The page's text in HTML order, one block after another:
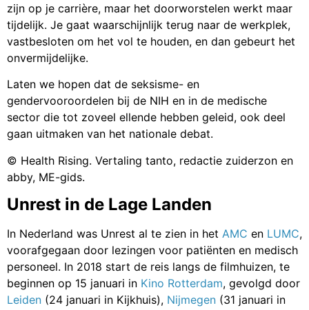
zijn op je carrière, maar het doorworstelen werkt maar
tijdelijk. Je gaat waarschijnlijk terug naar de werkplek,
vastbesloten om het vol te houden, en dan gebeurt het
onvermijdelijke.
Laten we hopen dat de seksisme- en
gendervooroordelen bij de NIH en in de medische
sector die tot zoveel ellende hebben geleid, ook deel
gaan uitmaken van het nationale debat.
© Health Rising. Vertaling tanto, redactie zuiderzon en
abby, ME-gids.
Unrest in de Lage Landen
In Nederland was Unrest al te zien in het AMC en LUMC,
voorafgegaan door lezingen voor patiënten en medisch
personeel. In 2018 start de reis langs de filmhuizen, te
beginnen op 15 januari in Kino Rotterdam, gevolgd door
Leiden (24 januari in Kijkhuis), Nijmegen (31 januari in